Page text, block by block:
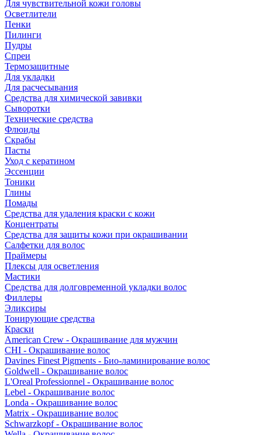
Для чувствительной кожи головы
Осветлители
Пенки
Пилинги
Пудры
Спреи
Термозащитные
Для укладки
Для расчесывания
Средства для химической завивки
Сыворотки
Технические средства
Флюиды
Скрабы
Пасты
Уход с кератином
Эссенции
Тоники
Глины
Помады
Средства для удаления краски с кожи
Концентраты
Средства для защиты кожи при окрашивании
Салфетки для волос
Праймеры
Плексы для осветления
Мастики
Средства для долговременной укладки волос
Филлеры
Эликсиры
Тонирующие средства
Краски
American Crew - Окрашивание для мужчин
CHI - Окрашивание волос
Davines Finest Pigments - Био-ламинирование волос
Goldwell - Окрашивание волос
L'Oreal Professionnel - Окрашивание волос
Lebel - Окрашивание волос
Londa - Окрашивание волос
Matrix - Окрашивание волос
Schwarzkopf - Окрашивание волос